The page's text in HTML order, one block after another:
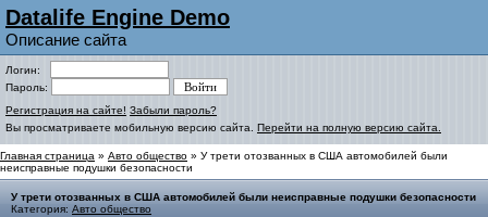
Datalife Engine Demo
Описание сайта
Логин:
Пароль:
Регистрация на сайте! Забыли пароль?
Вы просматриваете мобильную версию сайта. Перейти на полную версию сайта.
Главная страница » Авто общество » У трети отозванных в США автомобилей были
неисправные подушки безопасности
У трети отозванных в США автомобилей были неисправные подушки безопасности
Категория: Авто общество